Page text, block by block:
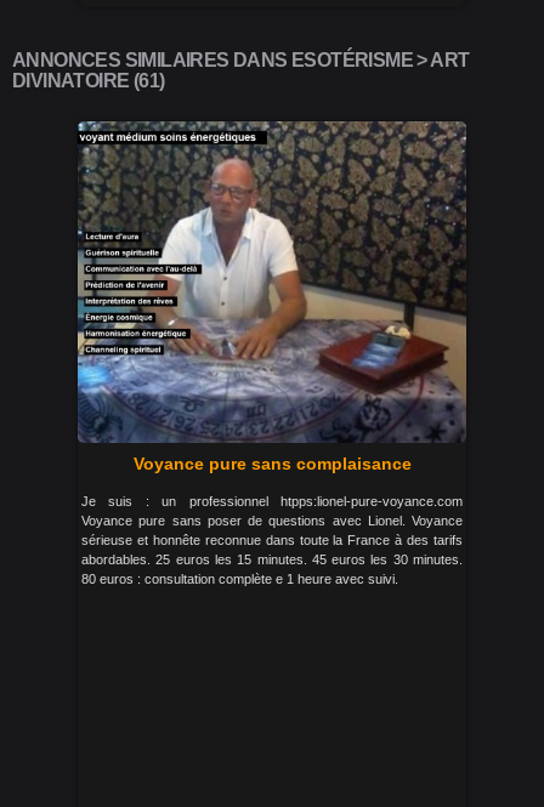
ANNONCES SIMILAIRES DANS ESOTÉRISME > ART
DIVINATOIRE (61)
Voyance pure sans complaisance
Je suis : un professionnel htpps:lionel-pure-voyance.com
Voyance pure sans poser de questions avec Lionel. Voyance
sérieuse et honnête reconnue dans toute la France à des tarifs
abordables. 25 euros les 15 minutes. 45 euros les 30 minutes.
80 euros : consultation complète e 1 heure avec suivi.